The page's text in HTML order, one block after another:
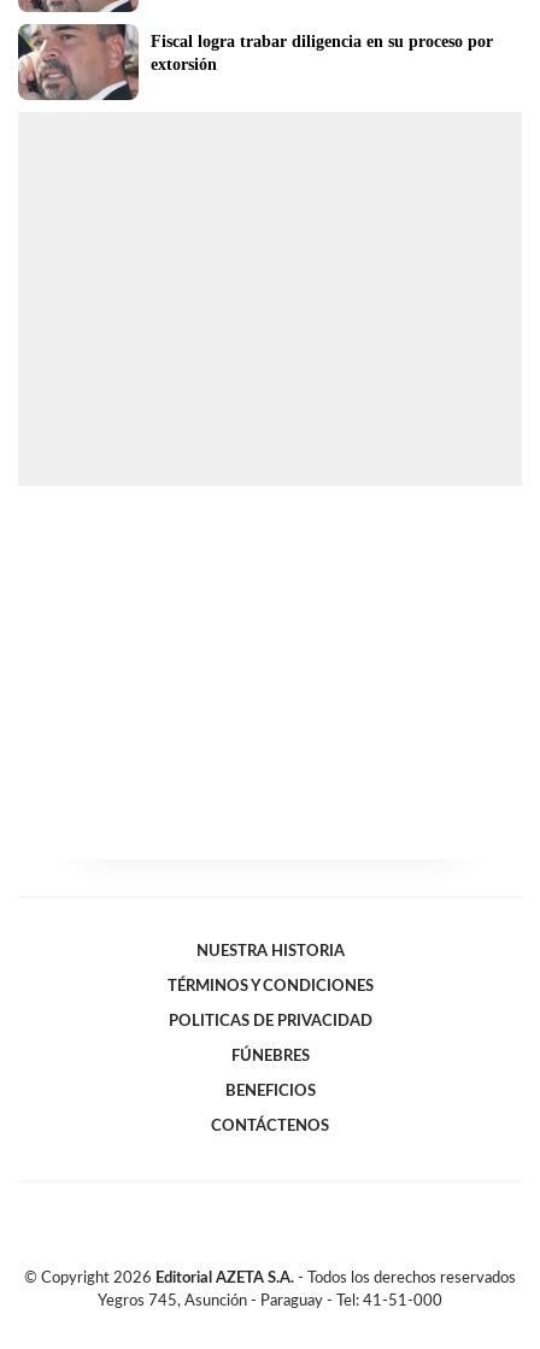
Fiscal logra trabar diligencia en su proceso por
extorsión
NUESTRA HISTORIA
TÉRMINOS Y CONDICIONES
POLITICAS DE PRIVACIDAD
FÚNEBRES
BENEFICIOS
CONTÁCTENOS
© Copyright 2026 Editorial AZETA S.A. - Todos los derechos reservados
Yegros 745, Asunción - Paraguay - Tel: 41-51-000